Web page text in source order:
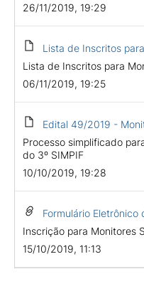
26/11/2019, 19:29
Lista de Inscritos
Lista de Inscritos para
06/11/2019, 19:25
Edital 49/2019 -
Processo simplificado
do 3º SIMPIF
10/10/2019, 19:28
Formulário Eletrônico
Inscrição para Monitores
15/10/2019, 11:13